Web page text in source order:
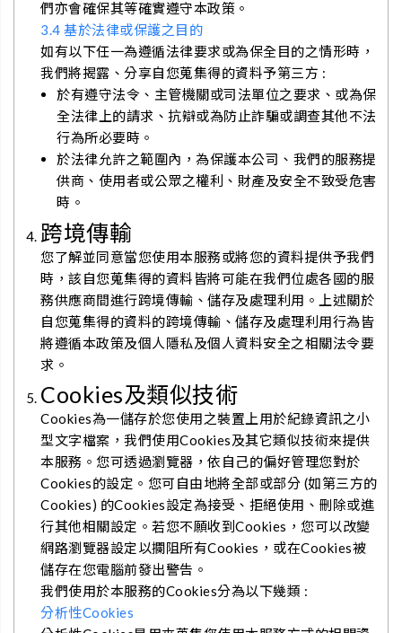
們亦會確保其等確實遵守本政策。
3.4 基於法律或保護之目的
如有以下任一為遵循法律要求或為保全目的之情形時，
我們將揭露、分享自您蒐集得的資料予第三方 :
於有遵守法令、主管機關或司法單位之要求、或為保
全法律上的請求、抗辯或為防止詐騙或調查其他不法
行為所必要時。
於法律允許之範圍內，為保護本公司、我們的服務提
供商、使用者或公眾之權利、財產及安全不致受危害
時。
跨境傳輸
您了解並同意當您使用本服務或將您的資料提供予我們
時，該自您蒐集得的資料皆將可能在我們位處各國的服
務供應商間進行跨境傳輸、儲存及處理利用。上述關於
自您蒐集得的資料的跨境傳輸、儲存及處理利用行為皆
將遵循本政策及個人隱私及個人資料安全之相關法令要
求。
Cookies及類似技術
Cookies為一儲存於您使用之裝置上用於紀錄資訊之小
型文字檔案，我們使用Cookies及其它類似技術來提供
本服務。您可透過瀏覽器，依自己的偏好管理您對於
Cookies的設定。您可自由地將全部或部分 (如第三方的
Cookies) 的Cookies設定為接受、拒絕使用、刪除或進
行其他相關設定。若您不願收到Cookies，您可以改變
網路瀏覽器設定以攔阻所有Cookies，或在Cookies被
儲存在您電腦前發出警告。
我們使用於本服務的Cookies分為以下幾類 :
分析性Cookies